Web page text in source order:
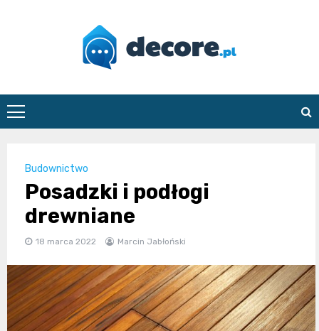
decore.pl
Budownictwo
Posadzki i podłogi
drewniane
18 marca 2022 Marcin Jabłoński